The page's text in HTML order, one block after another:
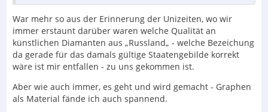
War mehr so aus der Erinnerung der Unizeiten, wo wir
immer erstaunt darüber waren welche Qualität an
künstlichen Diamanten aus „Russland„ - welche Bezeichung
da gerade für das damals gültige Staatengebilde korrekt
wäre ist mir entfallen - zu uns gekommen ist.
Aber wie auch immer, es geht und wird gemacht - Graphen
als Material fände ich auch spannend.